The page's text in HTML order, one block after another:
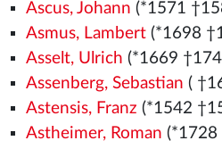
Ascus, Johann (*1571
Asmus, Lambert(*1698
Asselt, Ulrich (*1669
Assenberg, Sebastian (
Astensis, Franz (*1542
Astheimer, Roman (*1728